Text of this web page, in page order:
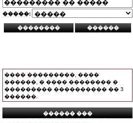
�����:
���� ���������, ����
������, � ���� �������� �
��������� ���������� �� 3
������.
������ ���
���������������